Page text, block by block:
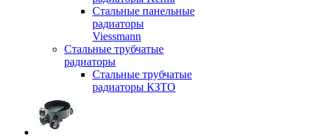
Стальные панельные
радиаторы
Viessmann
Стальные трубчатые
радиаторы
Стальные трубчатые
радиаторы КЗТО